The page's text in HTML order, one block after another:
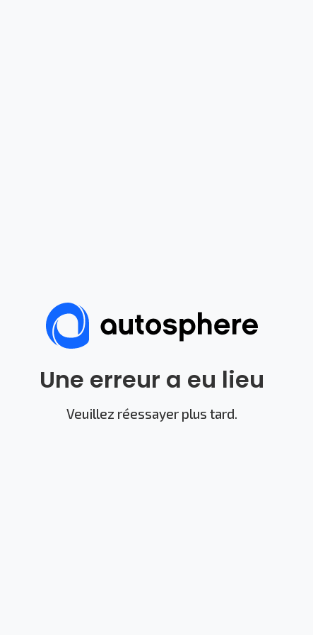
Une erreur a eu lieu
Veuillez réessayer plus tard.